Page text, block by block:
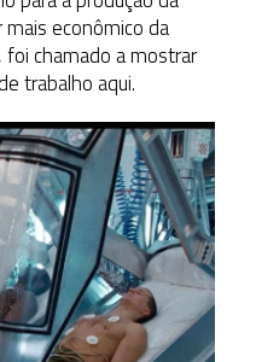
econômico da
foi chamado a mostrar
trabalho aqui.